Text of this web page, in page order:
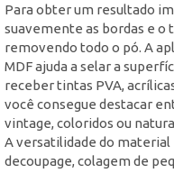
Para obter um resultado
suavemente as bordas e o
removendo todo o pó. A
MDF ajuda a selar a
receber tintas PVA,
você consegue destacar
vintage, coloridos ou
A versatilidade do material
decoupage, colagem de